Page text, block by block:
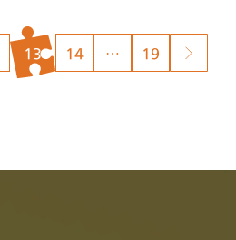
13 14 … 19